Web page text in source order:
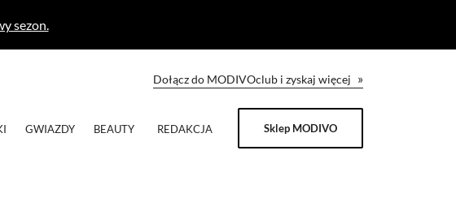
sezon.
Dołącz do MODIVOclub i zyskaj więcej »
GWIAZDY BEAUTY REDAKCJA Sklep MODIVO